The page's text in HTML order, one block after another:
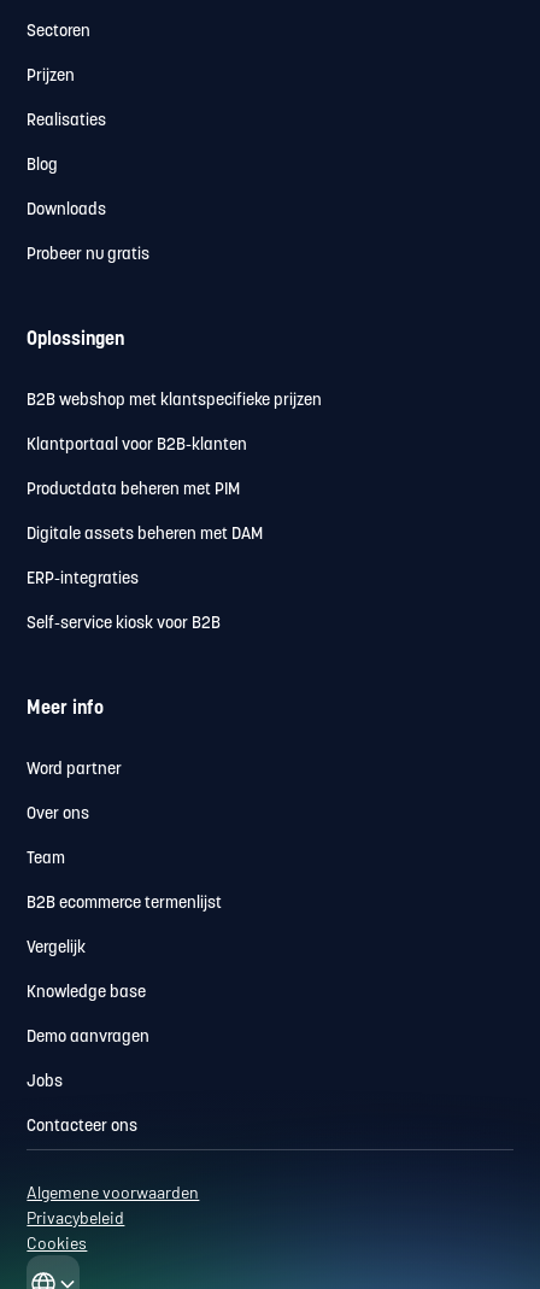
Sectoren
Prijzen
Realisaties
Blog
Downloads
Probeer nu gratis
Oplossingen
B2B webshop met klantspecifieke prijzen
Klantportaal voor B2B-klanten
Productdata beheren met PIM
Digitale assets beheren met DAM
ERP-integraties
Self-service kiosk voor B2B
Meer info
Word partner
Over ons
Team
B2B ecommerce termenlijst
Vergelijk
Knowledge base
Demo aanvragen
Jobs
Contacteer ons
Algemene voorwaarden
Privacybeleid
Cookies